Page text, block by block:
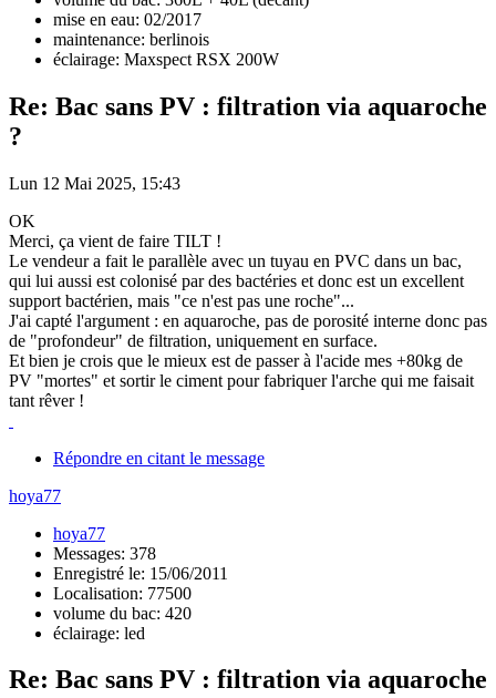
mise en eau: 02/2017
maintenance: berlinois
éclairage: Maxspect RSX 200W
Re: Bac sans PV : filtration via aquaroche
?
Lun 12 Mai 2025, 15:43
OK
Merci, ça vient de faire TILT !
Le vendeur a fait le parallèle avec un tuyau en PVC dans un bac,
qui lui aussi est colonisé par des bactéries et donc est un excellent
support bactérien, mais "ce n'est pas une roche"...
J'ai capté l'argument : en aquaroche, pas de porosité interne donc pas
de "profondeur" de filtration, uniquement en surface.
Et bien je crois que le mieux est de passer à l'acide mes +80kg de
PV "mortes" et sortir le ciment pour fabriquer l'arche qui me faisait
tant rêver !
Répondre en citant le message
hoya77
hoya77
Messages: 378
Enregistré le: 15/06/2011
Localisation: 77500
volume du bac: 420
éclairage: led
Re: Bac sans PV : filtration via aquaroche